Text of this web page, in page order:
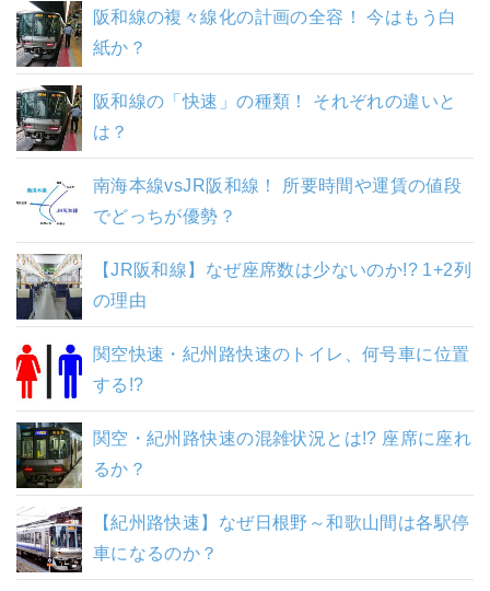
阪和線の複々線化の計画の全容！ 今はもう白
紙か？
阪和線の「快速」の種類！ それぞれの違いと
は？
南海本線vsJR阪和線！ 所要時間や運賃の値段
でどっちが優勢？
【JR阪和線】なぜ座席数は少ないのか!? 1+2列
の理由
関空快速・紀州路快速のトイレ、何号車に位置
する!?
関空・紀州路快速の混雑状況とは!? 座席に座れ
るか？
【紀州路快速】なぜ日根野～和歌山間は各駅停
車になるのか？